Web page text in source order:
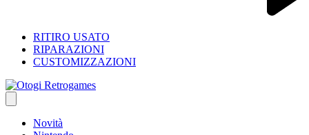
RITIRO USATO
RIPARAZIONI
CUSTOMIZZAZIONI
Novità